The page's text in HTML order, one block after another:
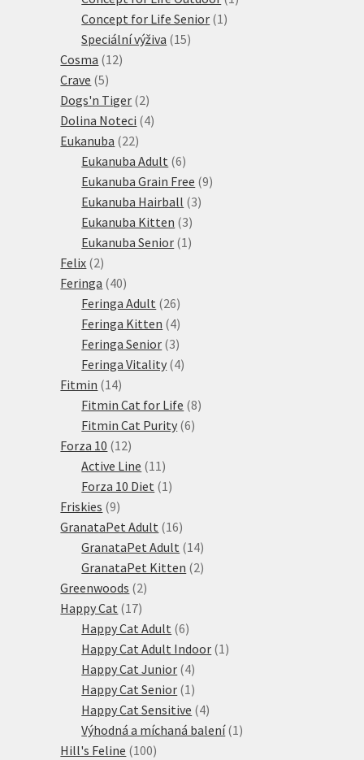
Concept for Life Senior 1 1
Speciální výživa 1515
Cosma 1212
Crave 55
produktů
Dogs'n Tiger 22
produkty
Dolina Noteci 44
Eukanuba 2222
produktů
Eukanuba Adult 66
produktů
Eukanuba Grain Free 99
Eukanuba Hairball 33
Eukanuba Kitten 33
produkty
Eukanuba Senior 1 1
Felix 22
produkty
Feringa 4040
produktů
Feringa Adult 2626
produktů
Feringa Kitten 44
produkty
Feringa Senior 33
produkty
Feringa Vitality 44
Fitmin 1414
produktů
Fitmin Cat for Life 88
Fitmin Cat Purity 66
Forza 10 1212
produktů
Active Line 11 11
produktů
Forza 10 Diet 1 1
Friskies 99
produktů
GranataPet Adult 1616
produktů
GranataPet Adult 1414
produktů
GranataPet Kitten 22
Greenwoods 22
Happy Cat 1717
produktů
Happy Cat Adult 66
produktů
Happy Cat Adult Indoor 1 1
Happy Cat Junior 44
produkty
Happy Cat Senior 1 1
produkt
Happy Cat Sensitive 44
produkty
Výhodná a míchaná balení 1 1
Hill's Feline 100100